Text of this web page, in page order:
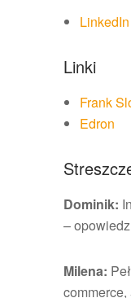
LinkedIn
Linki
Frank
Edron
Dominik:
–
Milena: